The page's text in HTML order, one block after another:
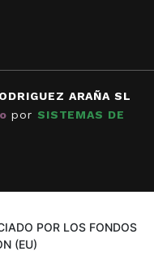
ARAÑA SL
por SISTEMAS DE
POR LOS FONDOS
(EU)